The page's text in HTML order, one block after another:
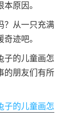
原因。
？从一只充满
迹吧。
子的儿童画怎
的朋友们有所
子的儿童画怎